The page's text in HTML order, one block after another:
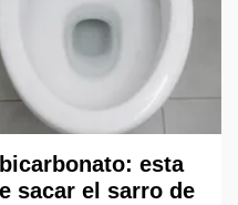
esta
sacar el sarro de